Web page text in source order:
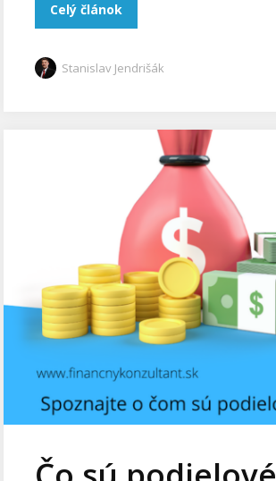
Celý článok
Stanislav Jendrišák